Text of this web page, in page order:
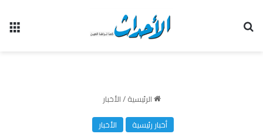
الرئيسية/الأخبار
أخبار رئيسية
الأخبار